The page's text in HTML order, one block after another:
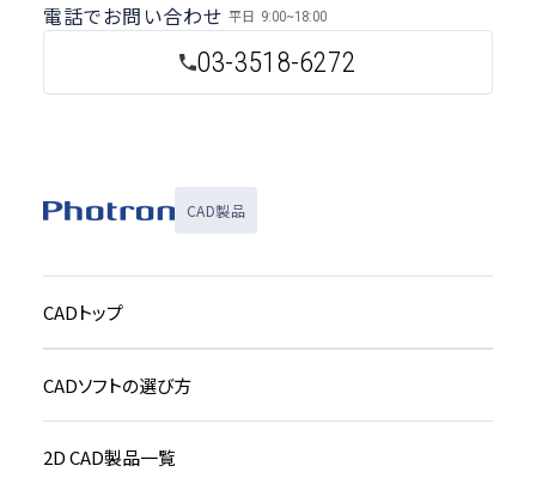
03-3518-6272
電話でお問い合わせ 平日 9:00~18:00
CAD製品
CADトップ
CADソフトの選び方
2D CAD製品一覧